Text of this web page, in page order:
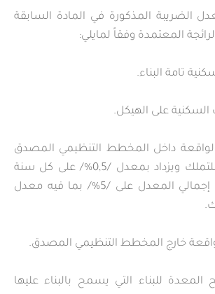
معدل الضريبة المذكورة في المادة السابقة
المعتمدة وفقاً لمايلي:
الواقعة داخل المخطط التنظيمي المصدق
عن السنة الأولى للتملك ويزداد بمعدل /0,5%/ على كل سنة
تملك على ألا يزيد إجمالي المعدل على /5%/ بما فيه معدل
للبناء التي يسمح بالبناء عليها